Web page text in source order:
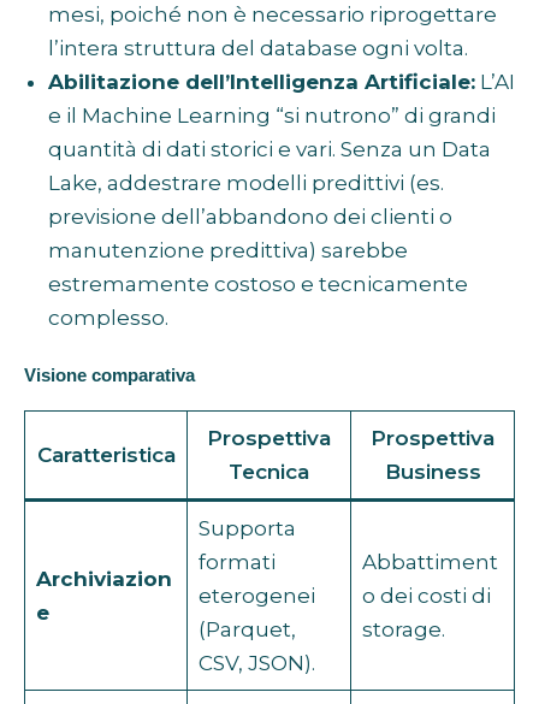
mesi, poiché non è necessario riprogettare
l’intera struttura del database ogni volta.
Abilitazione dell’Intelligenza Artificiale: L’AI
e il Machine Learning “si nutrono” di grandi
quantità di dati storici e vari. Senza un Data
Lake, addestrare modelli predittivi (es.
previsione dell’abbandono dei clienti o
manutenzione predittiva) sarebbe
estremamente costoso e tecnicamente
complesso.
Visione comparativa
Caratteristica
Prospettiva
Tecnica
Prospettiva
Business
Archiviazion
e
Supporta
formati
eterogenei
(Parquet,
CSV, JSON).
Abbattiment
o dei costi di
storage.